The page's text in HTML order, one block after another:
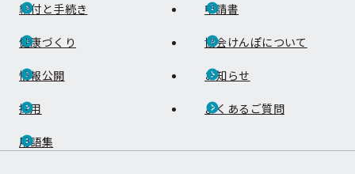
給付と手続き 申請書
健康づくり 協会けんぽについて
情報公開 お知らせ
採用 よくあるご質問
用語集